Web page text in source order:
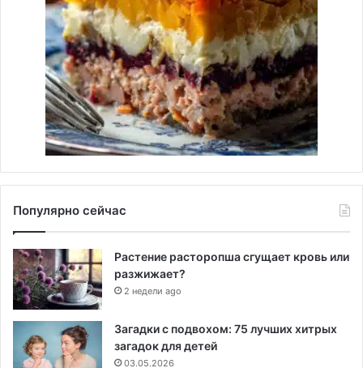
Популярно сейчас
Растение расторопша сгущает кровь или
разжижает?
2 недели ago
Загадки с подвохом: 75 лучших хитрых
загадок для детей
03.05.2026